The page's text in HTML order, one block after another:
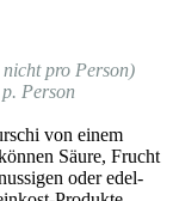
pro Person)
Person
von einem
Säure, Frucht
oder edel-